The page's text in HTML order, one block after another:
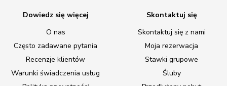
Dowiedz się więcej
O nas
Często zadawane pytania
Recenzje klientów
Warunki świadczenia usług
Skontaktuj się
Skontaktuj się z nami
Moja rezerwacja
Stawki grupowe
Śluby